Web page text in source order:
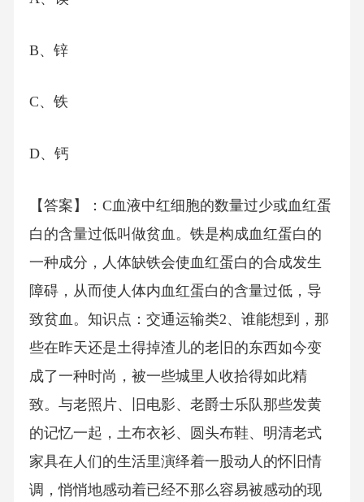
B、锌
C、铁
D、钙
【答案】：C血液中红细胞的数量过少或血红蛋
白的含量过低叫做贫血。铁是构成血红蛋白的
一种成分，人体缺铁会使血红蛋白的合成发生
障碍，从而使人体内血红蛋白的含量过低，导
致贫血。知识点：交通运输类2、谁能想到，那
些在昨天还是土得掉渣儿的老旧的东西如今变
成了一种时尚，被一些城里人收拾得如此精
致。与老照片、旧电影、老爵士乐队那些发黄
的记忆一起，土布衣衫、圆头布鞋、明清老式
家具在人们的生活里演绎着一股动人的怀旧情
调，悄悄地感动着已经不那么容易被感动的现